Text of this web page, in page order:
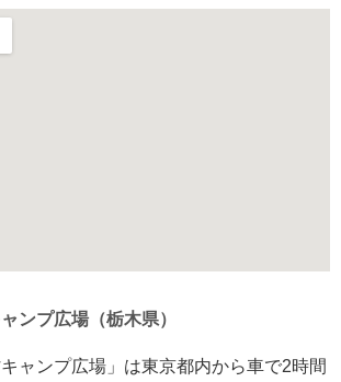
ンプ広場（栃木県）
キャンプ広場」は東京都内から車で2時間